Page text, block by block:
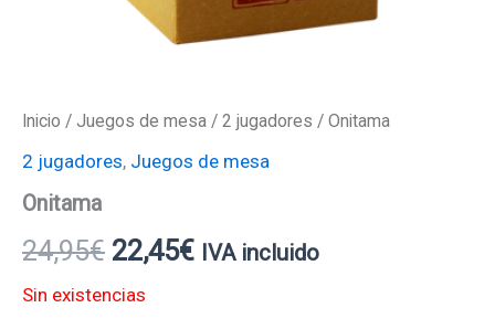
Inicio / Juegos de mesa / 2 jugadores / Onitama
2 jugadores, Juegos de mesa
Onitama
24,95€ 22,45€ IVA incluido
Sin existencias